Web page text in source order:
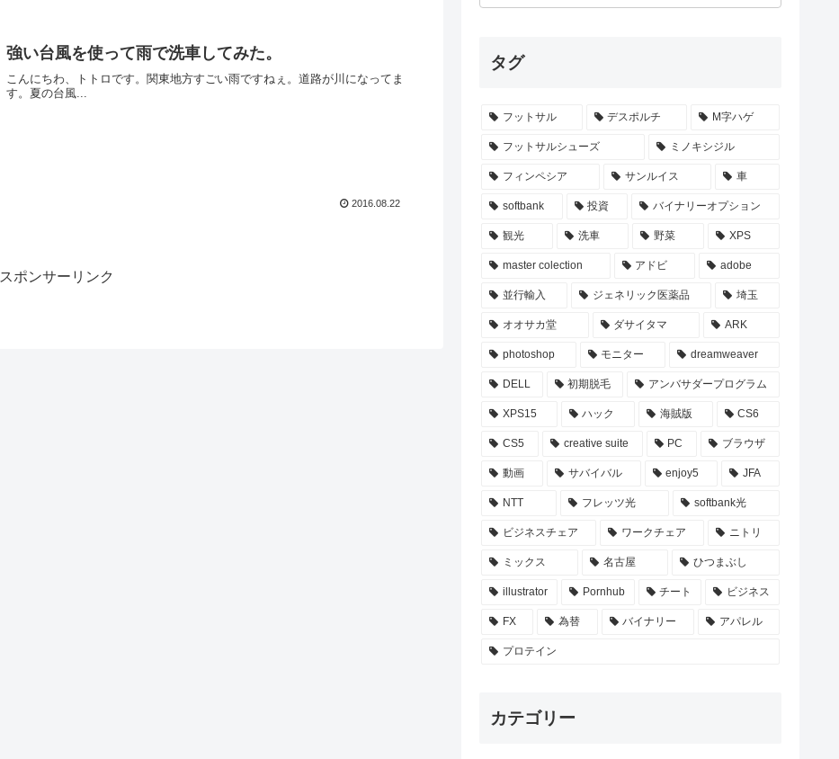
強い台風を使って雨で洗車してみた。
こんにちわ、トトロです。関東地方すごい雨ですねぇ。道路が川になってま
す。夏の台風...
2016.08.22
スポンサーリンク
タグ
フットサル デスポルチ M字ハゲ
フットサルシューズ ミノキシジル
フィンペシア サンルイス 車
softbank 投資 バイナリーオプション
観光 洗車 野菜 XPS
master colection アドビ adobe
並行輸入 ジェネリック医薬品 埼玉
オオサカ堂 ダサイタマ ARK
photoshop モニター dreamweaver
DELL 初期脱毛 アンバサダープログラム
XPS15 ハック 海賊版 CS6
CS5 creative suite PC ブラウザ
動画 サバイバル enjoy5 JFA
NTT フレッツ光 softbank光
ビジネスチェア ワークチェア ニトリ
ミックス 名古屋 ひつまぶし
illustrator Pornhub チート ビジネス
FX 為替 バイナリー アパレル
プロテイン
カテゴリー